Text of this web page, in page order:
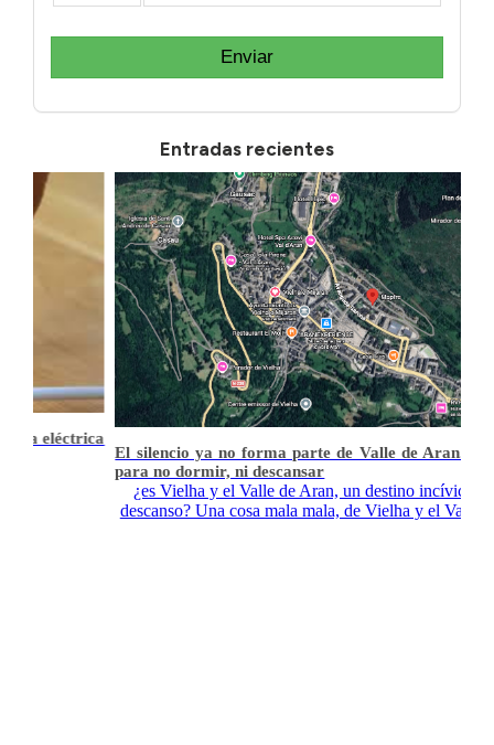
Enviar
Entradas recientes
eléctrica
El silencio ya no forma parte de Valle de Aran. Un
para no dormir, ni descansar
¿es Vielha y el Valle de Aran, un destino incívico
descanso? Una cosa mala mala, de Vielha y el Valle